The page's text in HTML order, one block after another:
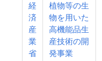
経
済
産
業
省
植物等の生
物を用いた
高機能品生
産技術の開
発事業